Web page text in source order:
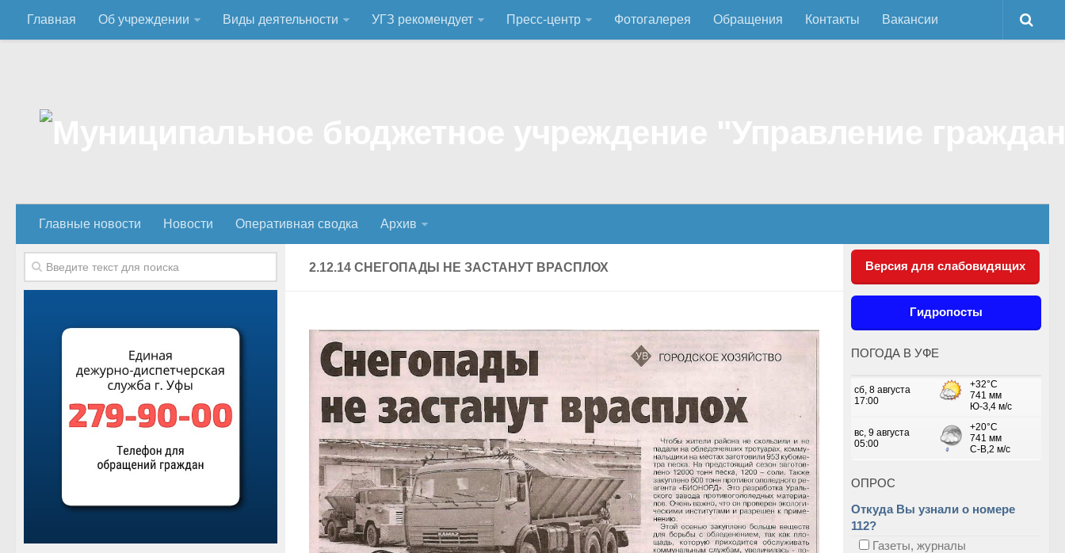
Главная Об учреждении Виды деятельности УГЗ рекомендует Пресс-центр Фотогалерея Обращения Контакты Вакансии
Главные новости Новости Оперативная сводка Архив
2.12.14 СНЕГОПАДЫ НЕ ЗАСТАНУТ ВРАСПЛОХ Версия для слабовидящих
Гидропосты
ПОГОДА В УФЕ
ОПРОС
Откуда Вы узнали о номере
112?
Газеты, журналы